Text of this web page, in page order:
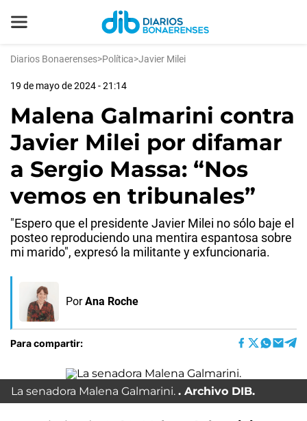
Diarios Bonaerenses>Política>Javier Milei
19 de mayo de 2024 - 21:14
Malena Galmarini contra
Javier Milei por difamar
a Sergio Massa: “Nos
vemos en tribunales”
"Espero que el presidente Javier Milei no sólo baje el
posteo reproduciendo una mentira espantosa sobre
mi marido", expresó la militante y exfuncionaria.
Por Ana Roche
Para compartir:
La senadora Malena Galmarini. Archivo DIB.